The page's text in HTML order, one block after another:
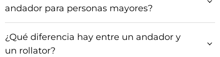
andador para personas mayores?
¿Qué diferencia hay entre un andador y
un rollator?